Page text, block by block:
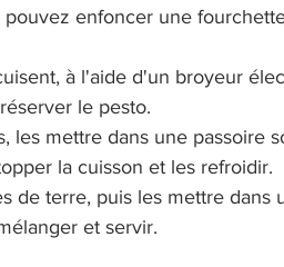
enfoncer une
à l'aide d'un broyeur
le pesto.
les mettre dans une passoire
la cuisson et les refroidir.
de terre, puis les mettre dans
et servir.